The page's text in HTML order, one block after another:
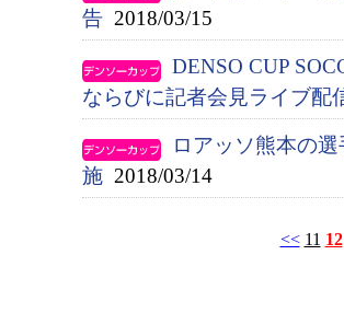
告 2018/03/15
DENSO CUP
ならびに記者会見ライブ配
ロアッソ熊本の
施 2018/03/14
<< 11 12